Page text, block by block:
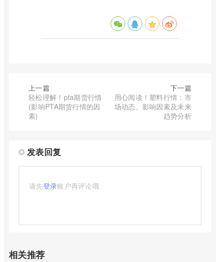
上一篇
轻松理解！pta期货行情
(影响PTA期货行情的因
素)
下一篇
用心阅读！塑料行情：市
场动态、影响因素及未来
趋势分析
发表回复
请先登录账户再评论哦
相关推荐